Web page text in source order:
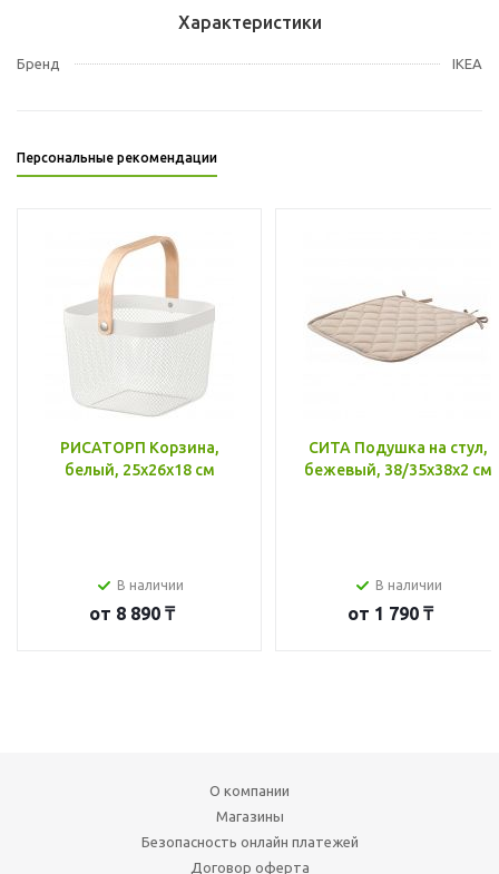
Характеристики
Бренд IKEA
Персональные рекомендации
РИСАТОРП Корзина,
белый, 25x26x18 см
В наличии
от 8 890 ₸
СИТА Подушка на стул,
бежевый, 38/35x38x2 см
В наличии
от 1 790 ₸
О компании
Магазины
Безопасность онлайн платежей
Договор оферта